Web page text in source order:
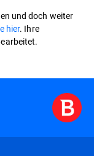
und doch weiter
hier. Ihre